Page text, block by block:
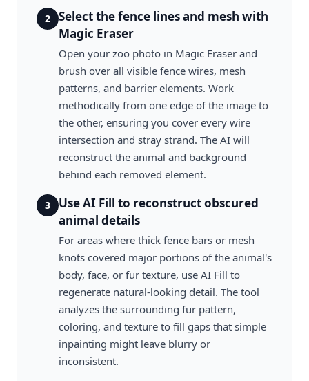
2
Select the fence lines and mesh with
Magic Eraser
Open your zoo photo in Magic Eraser and
brush over all visible fence wires, mesh
patterns, and barrier elements. Work
methodically from one edge of the image to
the other, ensuring you cover every wire
intersection and stray strand. The AI will
reconstruct the animal and background
behind each removed element.
3
Use AI Fill to reconstruct obscured
animal details
For areas where thick fence bars or mesh
knots covered major portions of the animal's
body, face, or fur texture, use AI Fill to
regenerate natural-looking detail. The tool
analyzes the surrounding fur pattern,
coloring, and texture to fill gaps that simple
inpainting might leave blurry or
inconsistent.